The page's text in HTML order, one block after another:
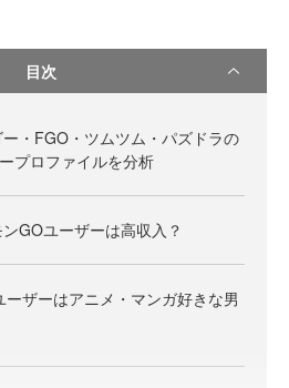
目次
・FGO・ツムツム・パズドラの
プロファイルを分析
GOユーザーは高収入？
ーザーはアニメ・マンガ好きな男